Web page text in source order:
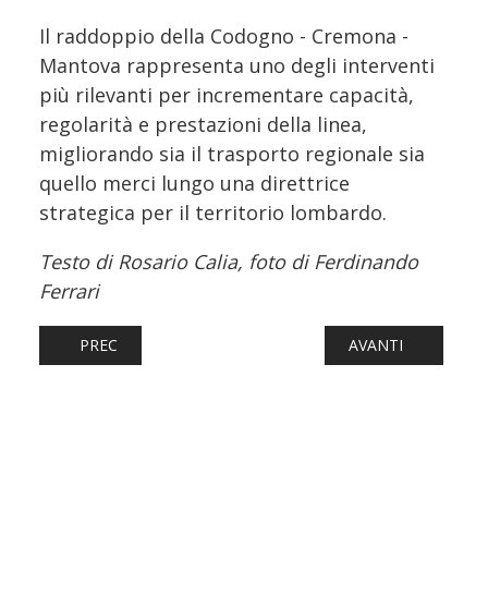
Il raddoppio della Codogno - Cremona -
Mantova rappresenta uno degli interventi
più rilevanti per incrementare capacità,
regolarità e prestazioni della linea,
migliorando sia il trasporto regionale sia
quello merci lungo una direttrice
strategica per il territorio lombardo.
Testo di Rosario Calia, foto di Ferdinando
Ferrari
ARTICOLO PRECEDENTE: FIRENZE, LAVORI AL PONTE
PREC ARTICOLO
AVANTI